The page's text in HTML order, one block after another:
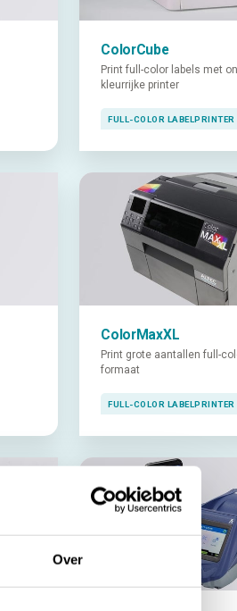
Over
ColorCube
Print full-color labels met
kleurrijke printer
FULL-COLOR LABELPRINTER
ColorMaxXL
Print grote aantallen full-
formaat
FULL-COLOR LABELPRINTER